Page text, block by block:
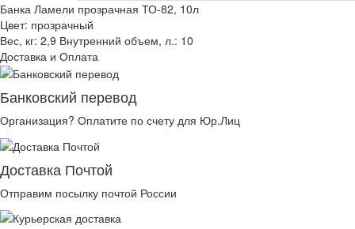
Банка Ламели прозрачная ТО-82, 10л
Цвет: прозрачный
Вес, кг: 2,9 Внутренний объем, л.: 10
Доставка и Оплата
Банковский перевод
Организация? Оплатите по счету для Юр.Лиц
Доставка Почтой
Отправим посылку почтой России